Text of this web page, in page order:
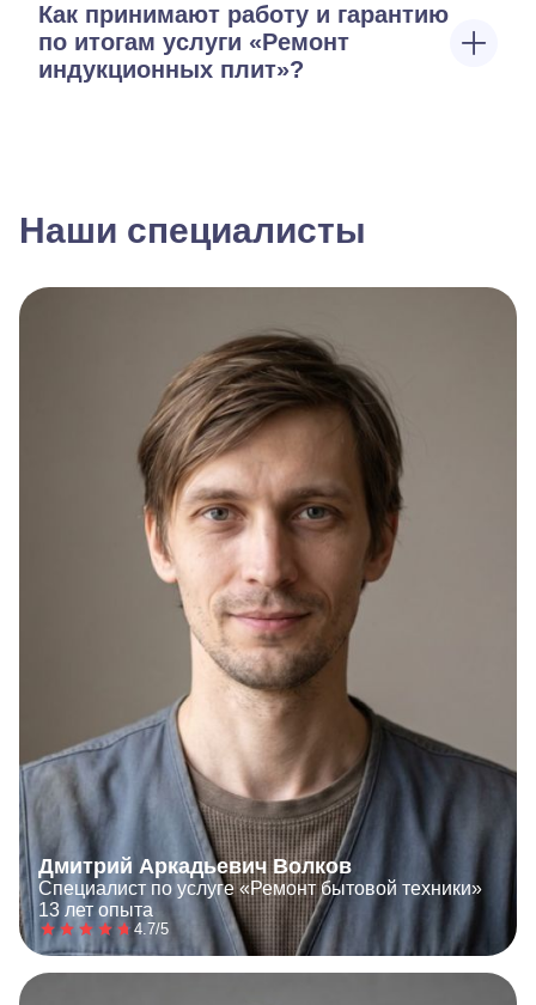
Как принимают работу и гарантию
по итогам услуги «Ремонт
индукционных плит»?
Наши специалисты
Дмитрий Аркадьевич Волков
Специалист по услуге «Ремонт бытовой техники»
13 лет опыта
4.7/5